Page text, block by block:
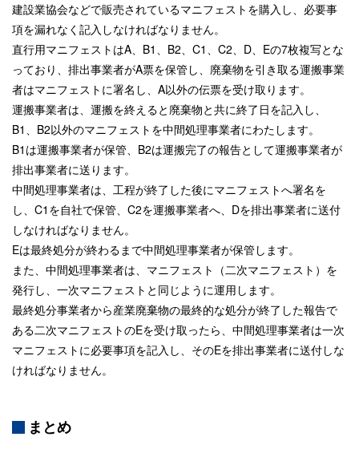
建設業協会などで販売されているマニフェストを購入し、必要事
項を漏れなく記入しなければなりません。
直行用マニフェストはA、B1、B2、C1、C2、D、Eの7枚複写とな
っており、排出事業者がA票を保管し、廃棄物を引き取る運搬事業
者はマニフェストに署名し、A以外の伝票を受け取ります。
運搬事業者は、運搬を終えると廃棄物と共に終了日を記入し、
B1、B2以外のマニフェストを中間処理事業者にわたします。
B1は運搬事業者が保管、B2は運搬完了の報告として運搬事業者が
排出事業者に送ります。
中間処理事業者は、工程が終了した後にマニフェストへ署名を
し、C1を自社で保管、C2を運搬事業者へ、Dを排出事業者に送付
しなければなりません。
Eは最終処分が終わるまで中間処理事業者が保管します。
また、中間処理事業者は、マニフェスト（二次マニフェスト）を
発行し、一次マニフェストと同じように運用します。
最終処分事業者から産業廃棄物の最終的な処分が終了した報告で
ある二次マニフェストのEを受け取ったら、中間処理事業者は一次
マニフェストに必要事項を記入し、そのEを排出事業者に送付しな
ければなりません。
まとめ